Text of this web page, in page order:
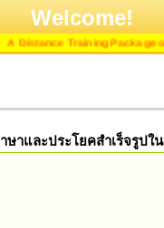
Welcome!
Distance Training Package
ษาและประโยคสำเร็จรูปใ